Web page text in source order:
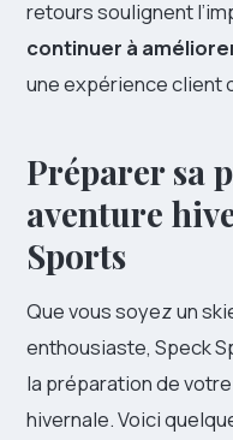
retours soulignent
continuer à
une expérience client
Préparer sa
aventure
Sports
Que vous soyez un
enthousiaste, Speck
la préparation de
hivernale. Voici